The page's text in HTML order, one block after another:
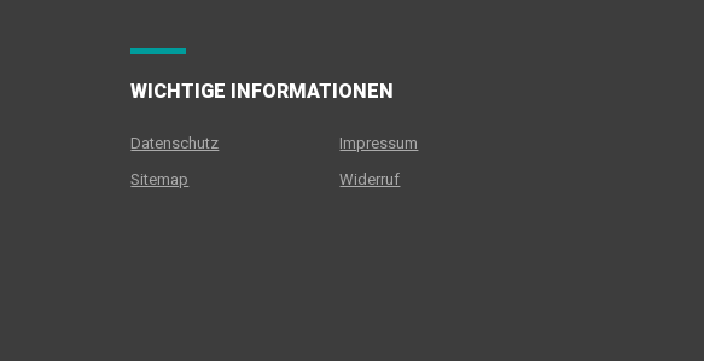
WICHTIGE INFORMATIONEN
Datenschutz
Impressum
Sitemap
Widerruf